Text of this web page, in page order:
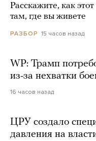
Расскажите, как
там, где вы живете
РАЗБОР 15 часов назад
WP: Трамп
из-за нехватки
16 часов назад
ЦРУ создало
давления на